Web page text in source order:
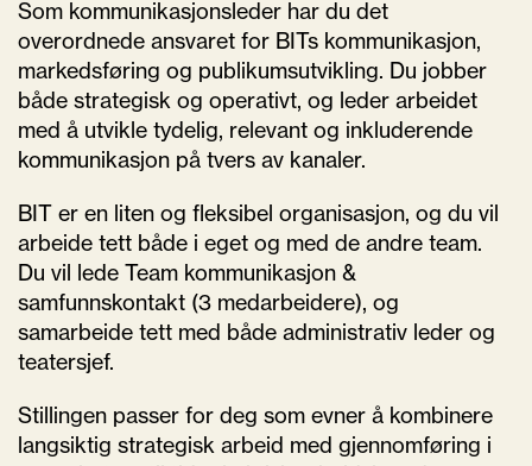
Som kommunikasjonsleder har du det
overordnede ansvaret for BITs kommunikasjon,
markedsføring og publikumsutvikling. Du jobber
både strategisk og operativt, og leder arbeidet
med å utvikle tydelig, relevant og inkluderende
kommunikasjon på tvers av kanaler.
BIT er en liten og fleksibel organisasjon, og du vil
arbeide tett både i eget og med de andre team.
Du vil lede Team kommunikasjon &
samfunnskontakt (3 medarbeidere), og
samarbeide tett med både administrativ leder og
teatersjef.
Stillingen passer for deg som evner å kombinere
langsiktig strategisk arbeid med gjennomføring i